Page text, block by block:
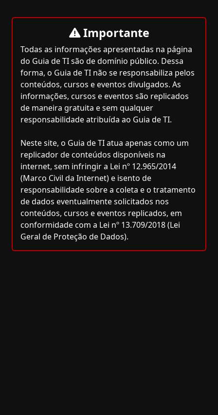
Importante
Todas as informações apresentadas na página
do Guia de TI são de domínio público. Dessa
forma, o Guia de TI não se responsabiliza pelos
conteúdos, cursos e eventos divulgados. As
informações, cursos e eventos são replicados
de maneira gratuita e sem qualquer
responsabilidade atribuída ao Guia de TI.
Neste site, o Guia de TI atua apenas como um
replicador de conteúdos disponíveis na
internet, sem infringir a Lei nº 12.965/2014
(Marco Civil da Internet) e isento de
responsabilidade sobre a coleta e o tratamento
de dados eventualmente solicitados nos
conteúdos, cursos e eventos replicados, em
conformidade com a Lei nº 13.709/2018 (Lei
Geral de Proteção de Dados).